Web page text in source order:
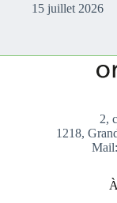
15 juillet 2026
2,
1218,